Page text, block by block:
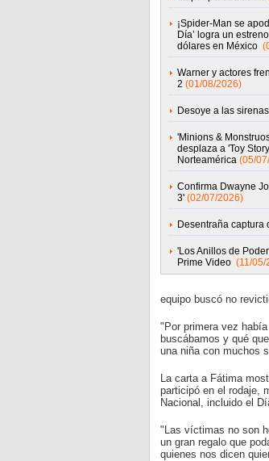
¡Spider-Man se
Día’ logra un
dólares en México
Warner y actores
2 (01/08/2026)
Desoye a las sirenas
'Minions &
desplaza a 'Toy
Norteamérica (05/
Confirma Dwayne
3' (02/07/2026)
Desentraña captura
'Los Anillos de
Prime Video (11/05/
equipo buscó no
"Por primera vez
buscábamos y qué
una niña con muchos
La carta a Fátima
participó en el rodaje,
Nacional, incluido el
"Las víctimas no son
un gran regalo que
quienes nos dicen